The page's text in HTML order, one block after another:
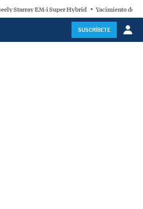
Starray EM-i Super Hybrid Yacimiento de litio
SUSCRÍBETE